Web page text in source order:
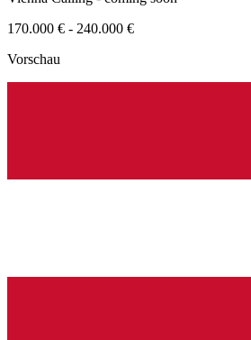
170.000 € - 240.000 €
Vorschau